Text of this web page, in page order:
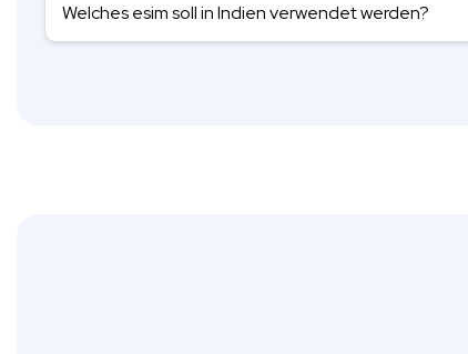
Welches esim soll in Indien verwendet werden?